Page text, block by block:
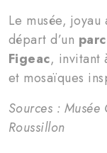
Le musée,
départ d’un
Figeac, invitant
et mosaïques
Sources :
Roussillon